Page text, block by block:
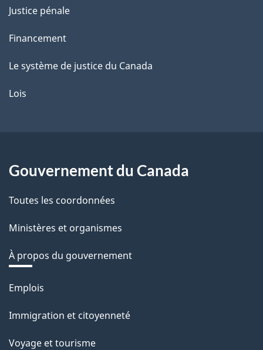
Justice pénale
Financement
Le système de justice du Canada
Lois
Gouvernement du Canada
Toutes les coordonnées
Ministères et organismes
À propos du gouvernement
Thèmes
sujets
Emplois
Immigration et citoyenneté
Voyage et tourisme